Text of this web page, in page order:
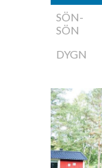
SÖN-
SÖN
DYGN